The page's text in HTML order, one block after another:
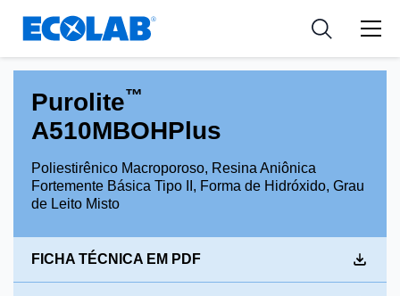
Resources
Aplicações
Medical Devices and Diagnostics
Empresa
Tipo de Produto
Purolite™
A510MBOHPlus
Poliestirênico Macroporoso, Resina Aniônica
Fortemente Básica Tipo II, Forma de Hidróxido, Grau
de Leito Misto
FICHA TÉCNICA EM PDF